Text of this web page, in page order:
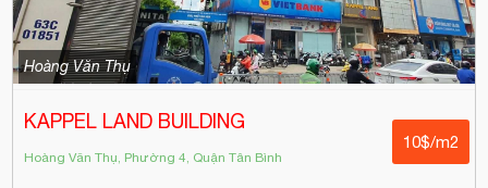
Hoàng Văn Thụ
KAPPEL LAND BUILDING
Hoàng Văn Thụ, Phường 4, Quận Tân Bình
10$/m2